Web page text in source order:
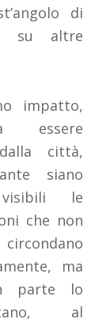
di
su altre
impatto,
essere
città,
siano
le
che non
ma
parte lo
al